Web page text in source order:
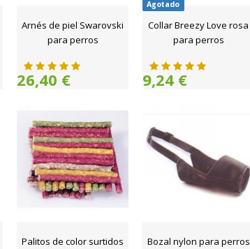
Arnés de piel Swarovski
para perros
26,40 €
Agotado
Collar Breezy Love rosa
para perros
9,24 €
Palitos de color surtidos
Bozal nylon para perros